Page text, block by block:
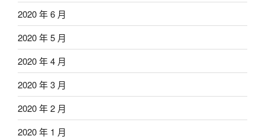
2020 年 6 月
2020 年 5 月
2020 年 4 月
2020 年 3 月
2020 年 2 月
2020 年 1 月